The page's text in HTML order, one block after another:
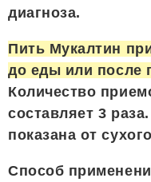
диагноза.
Пить Мукалтин
до еды или после
Количество
составляет 3
показана от
Способ